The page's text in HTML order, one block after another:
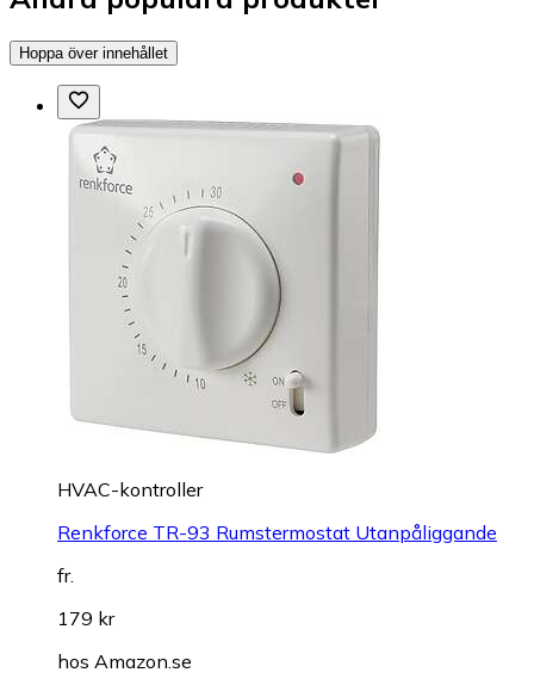
Hoppa över innehållet
HVAC-kontroller
Renkforce TR-93 Rumstermostat Utanpåliggande
fr.
179 kr
hos Amazon.se